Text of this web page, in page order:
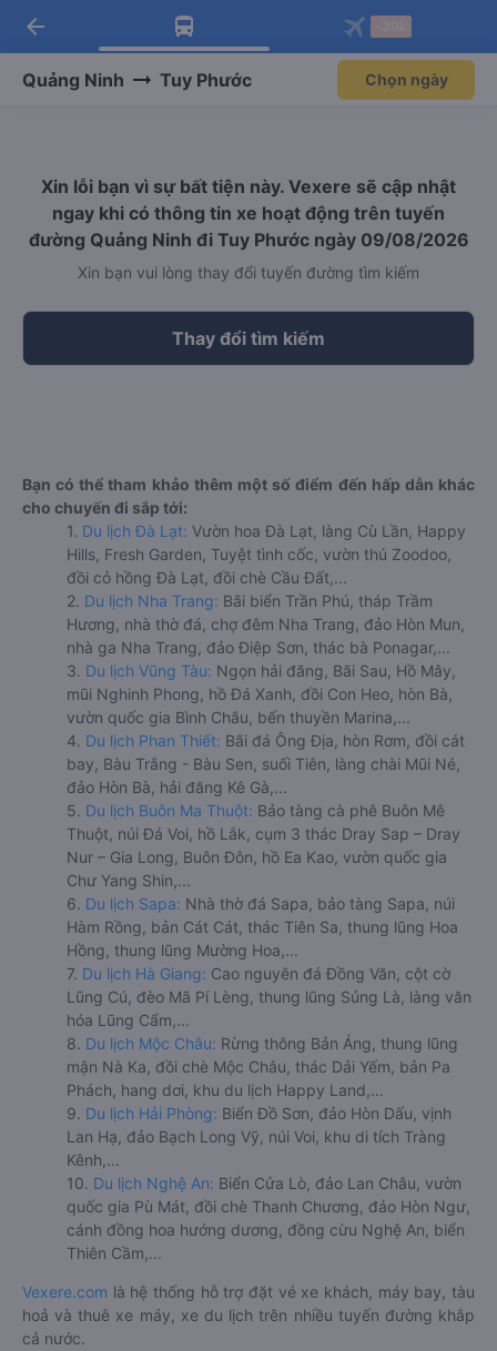
Tải app Vexere ngay!
Nhận ưu đãi thành viên độc
Mở app
Tải app Vexere
-30k/ghế khi đặt vé máy bay qua
Mở app
arrow_back
Quảng Ninh Tuy Phước Chọn ngày
Xin lỗi bạn vì sự bất tiện này. Vexere sẽ cập nhật
ngay khi có thông tin xe hoạt động trên tuyến
đường Quảng Ninh đi Tuy Phước ngày 09/08/2026
Xin bạn vui lòng thay đổi tuyến đường tìm kiếm
Thay đổi tìm kiếm
Bạn có thể tham khảo thêm một số điểm đến hấp dẫn khác
cho chuyến đi sắp tới:
1. Du lịch Đà Lạt: Vườn hoa Đà Lạt, làng Cù Lần, Happy
Hills, Fresh Garden, Tuyệt tình cốc, vườn thú Zoodoo,
đồi cỏ hồng Đà Lạt, đồi chè Cầu Đất,...
2. Du lịch Nha Trang: Bãi biển Trần Phú, tháp Trầm
Hương, nhà thờ đá, chợ đêm Nha Trang, đảo Hòn Mun,
nhà ga Nha Trang, đảo Điệp Sơn, thác bà Ponagar,...
3. Du lịch Vũng Tàu: Ngọn hải đăng, Bãi Sau, Hồ Mây,
mũi Nghinh Phong, hồ Đá Xanh, đồi Con Heo, hòn Bà,
vườn quốc gia Bình Châu, bến thuyền Marina,...
4. Du lịch Phan Thiết: Bãi đá Ông Địa, hòn Rơm, đồi cát
bay, Bàu Trắng - Bàu Sen, suối Tiên, làng chài Mũi Né,
đảo Hòn Bà, hải đăng Kê Gà,...
5. Du lịch Buôn Ma Thuột: Bảo tàng cà phê Buôn Mê
Thuột, núi Đá Voi, hồ Lắk, cụm 3 thác Dray Sap – Dray
Nur – Gia Long, Buôn Đôn, hồ Ea Kao, vườn quốc gia
Chư Yang Shin,...
6. Du lịch Sapa: Nhà thờ đá Sapa, bảo tàng Sapa, núi
Hàm Rồng, bản Cát Cát, thác Tiên Sa, thung lũng Hoa
Hồng, thung lũng Mường Hoa,...
7. Du lịch Hà Giang: Cao nguyên đá Đồng Văn, cột cờ
Lũng Cú, đèo Mã Pí Lèng, thung lũng Sủng Là, làng văn
hóa Lũng Cẩm,...
8. Du lịch Mộc Châu: Rừng thông Bản Áng, thung lũng
mận Nà Ka, đồi chè Mộc Châu, thác Dải Yếm, bản Pa
Phách, hang dơi, khu du lịch Happy Land,...
9. Du lịch Hải Phòng: Biển Đồ Sơn, đảo Hòn Dấu, vịnh
Lan Hạ, đảo Bạch Long Vỹ, núi Voi, khu di tích Tràng
Kênh,...
10. Du lịch Nghệ An: Biển Cửa Lò, đảo Lan Châu, vườn
quốc gia Pù Mát, đồi chè Thanh Chương, đảo Hòn Ngư,
cánh đồng hoa hướng dương, đồng cừu Nghệ An, biển
Thiên Cầm,...
Vexere.com là hệ thống hỗ trợ đặt vé xe khách, máy bay, tàu
hoả và thuê xe máy, xe du lịch trên nhiều tuyến đường khắp
cả nước.